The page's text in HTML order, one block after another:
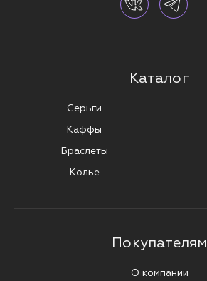
Каталог
Серьги
Каффы
Браслеты
Колье
Покупателям
О компании